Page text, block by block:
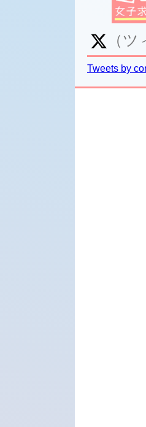
（ツ
Tweets by